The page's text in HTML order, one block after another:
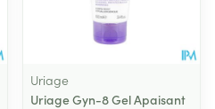
Uriage
Uriage Gyn-8 Gel Apaisant